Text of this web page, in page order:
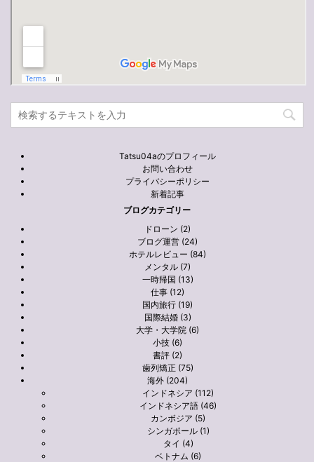
Tatsu04aのプロフィール
お問い合わせ
プライバシーポリシー
新着記事
ブログカテゴリー
ドローン (2)
ブログ運営 (24)
ホテルレビュー (84)
メンタル (7)
一時帰国 (13)
仕事 (12)
国内旅行 (19)
国際結婚 (3)
大学・大学院 (6)
小技 (6)
書評 (2)
歯列矯正 (75)
海外 (204)
インドネシア (112)
インドネシア語 (46)
カンボジア (5)
シンガポール (1)
タイ (4)
ベトナム (6)